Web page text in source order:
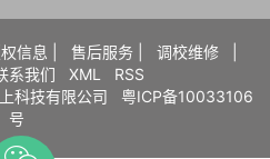
信息 售后服务| 调校维修|
系我们 XML
RSS
科技有限公司 粤ICP备10033106
号